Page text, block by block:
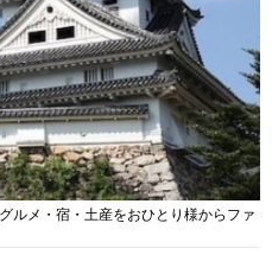
ルメ・宿・土産をおひとり様からファ